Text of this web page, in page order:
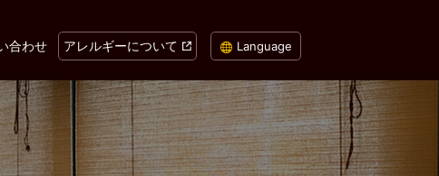
Language
合わせ アレルギーについて